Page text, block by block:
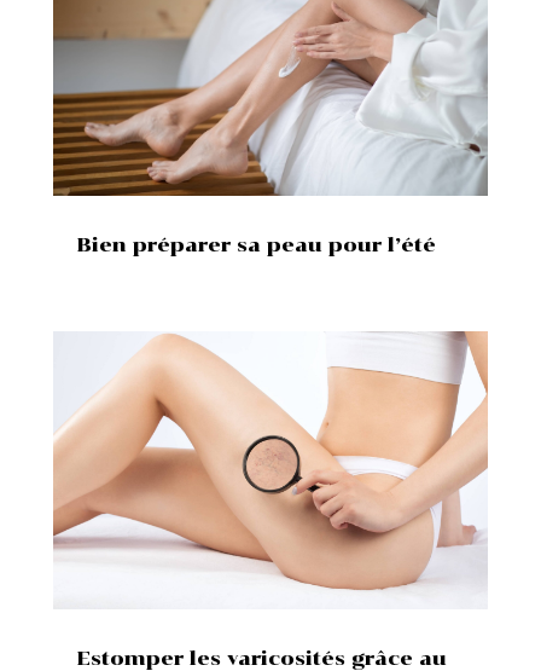
Bien préparer sa peau pour l’été
Estomper les varicosités grâce au